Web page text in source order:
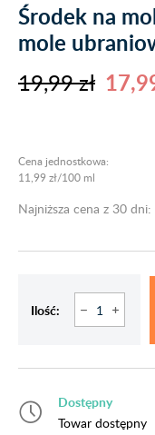
Środek na
mole
19,99 zł
Cena jednostkowa:
11,99 zł/100 ml
Najniższa cena z 30 dni:
Ilość:
Dostępny
Towar dostępny